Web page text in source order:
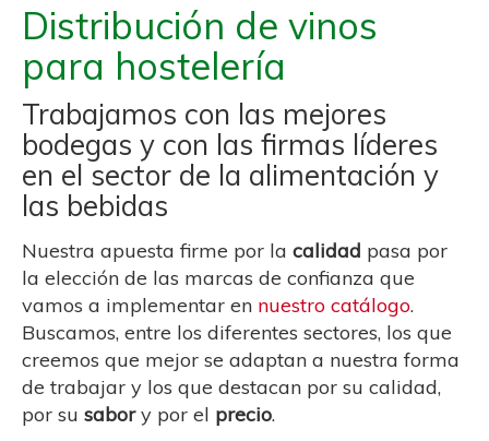
Distribución de vinos
para hostelería
Trabajamos con las mejores
bodegas y con las firmas líderes
en el sector de la alimentación y
las bebidas
Nuestra apuesta firme por la calidad pasa por
la elección de las marcas de confianza que
vamos a implementar en nuestro catálogo.
Buscamos, entre los diferentes sectores, los que
creemos que mejor se adaptan a nuestra forma
de trabajar y los que destacan por su calidad,
por su sabory por el precio.